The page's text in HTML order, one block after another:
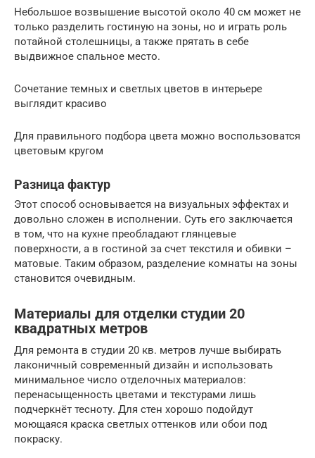
Небольшое возвышение высотой около 40 см может не
только разделить гостиную на зоны, но и играть роль
потайной столешницы, а также прятать в себе
выдвижное спальное место.
Сочетание темных и светлых цветов в интерьере
выглядит красиво
Для правильного подбора цвета можно воспользоватся
цветовым кругом
Разница фактур
Этот способ основывается на визуальных эффектах и
довольно сложен в исполнении. Суть его заключается
в том, что на кухне преобладают глянцевые
поверхности, а в гостиной за счет текстиля и обивки –
матовые. Таким образом, разделение комнаты на зоны
становится очевидным.
Материалы для отделки студии 20
квадратных метров
Для ремонта в студии 20 кв. метров лучше выбирать
лаконичный современный дизайн и использовать
минимальное число отделочных материалов:
перенасыщенность цветами и текстурами лишь
подчеркнёт тесноту. Для стен хорошо подойдут
моющаяся краска светлых оттенков или обои под
покраску.